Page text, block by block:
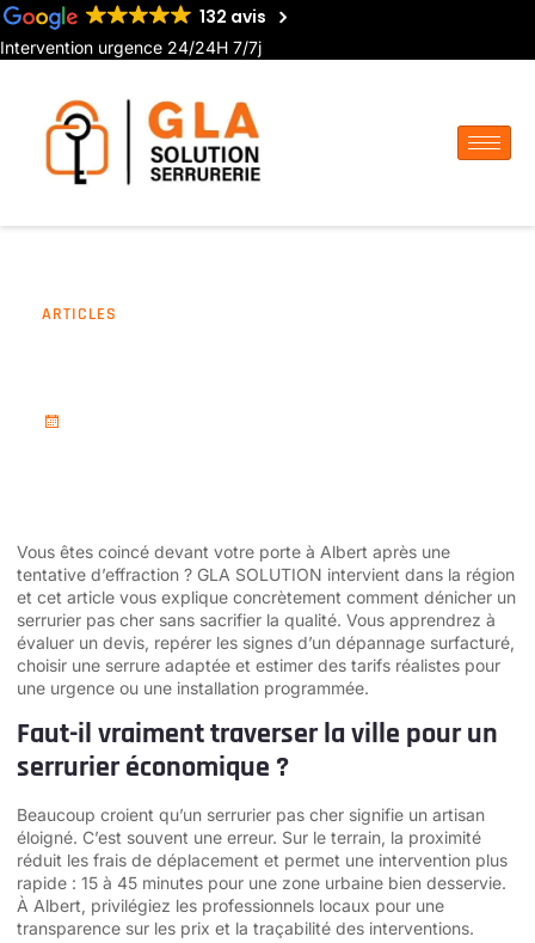
132 avis
Intervention urgence 24/24H 7/7j
ARTICLES
Vous êtes coincé devant votre porte à Albert après une
tentative d’effraction ? GLA SOLUTION intervient dans la région
et cet article vous explique concrètement comment dénicher un
serrurier pas cher sans sacrifier la qualité. Vous apprendrez à
évaluer un devis, repérer les signes d’un dépannage surfacturé,
choisir une serrure adaptée et estimer des tarifs réalistes pour
une urgence ou une installation programmée.
Faut-il vraiment traverser la ville pour un
serrurier économique ?
Beaucoup croient qu’un serrurier pas cher signifie un artisan
éloigné. C’est souvent une erreur. Sur le terrain, la proximité
réduit les frais de déplacement et permet une intervention plus
rapide : 15 à 45 minutes pour une zone urbaine bien desservie.
À Albert, privilégiez les professionnels locaux pour une
transparence sur les prix et la traçabilité des interventions.